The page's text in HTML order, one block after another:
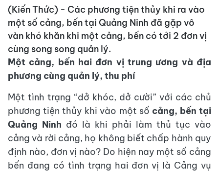
(Kiến Thức) - Các phương tiện thủy khi ra vào
một số cảng, bến tại Quảng Ninh đã gặp vô
vàn khó khăn khi một cảng, bến có tới 2 đơn vị
cùng song song quản lý.
Một cảng, bến hai đơn vị trung ương và địa
phương cùng quản lý, thu phí
Một tình trạng “dở khóc, dở cười” với các chủ
phương tiện thủy khi vào một số cảng, bến tại
Quảng Ninh đó là khi phải làm thủ tục vào
cảng và rời cảng, họ không biết chấp hành quy
định nào, đơn vị nào? Do hiện nay một số cảng
bến đang có tình trạng hai đơn vị là Cảng vụ